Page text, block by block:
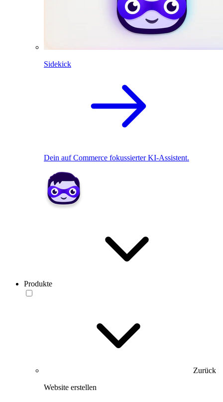
Sidekick
Dein auf Commerce fokussierter KI-Assistent.
Produkte
Zurück
Website erstellen